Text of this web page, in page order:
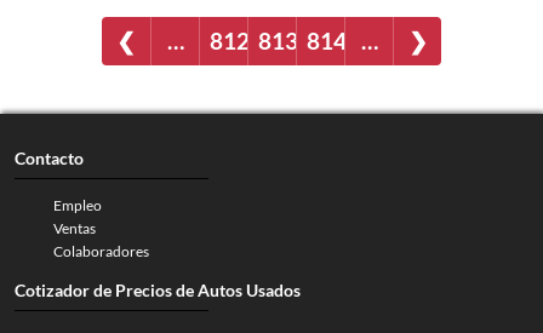
❮ … 812 813 814 … ❯
Contacto
Empleo
Ventas
Colaboradores
Cotizador de Precios de Autos Usados